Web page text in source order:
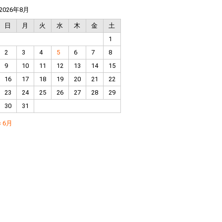
年8月
日 月 火 水 木 金
土
1
2
3 4 5 6 7
8
9
10 11 12 13 14
15
16
17 18 19 20 21
22
23
24 25 26 27 28
29
30
31
6月